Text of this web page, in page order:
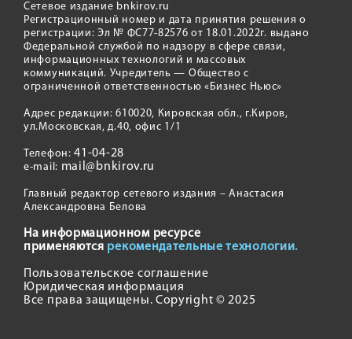
Сетевое издание bnkirov.ru
Регистрационный номер и дата принятия решения о
регистрации: Эл № ФС77-82576 от 18.01.2022г. выдано
Федеральной службой по надзору в сфере связи,
информационных технологий и массовых
коммуникаций. Учредитель — Общество с
ограниченной ответственностью «Бизнес Ньюс»
Адрес редакции: 610020, Кировская обл., г.Киров,
ул.Московская, д.40, офис 1/1
Телефон:41-04-28
e-mail: mail@bnkirov.ru
Главный редактор сетевого издания – Анастасия
Александровна Белова
На информационном ресурсе
применяются рекомендательные технологии.
Пользовательское соглашение
Юридическая информация
Все права защищены. Copyright © 2025